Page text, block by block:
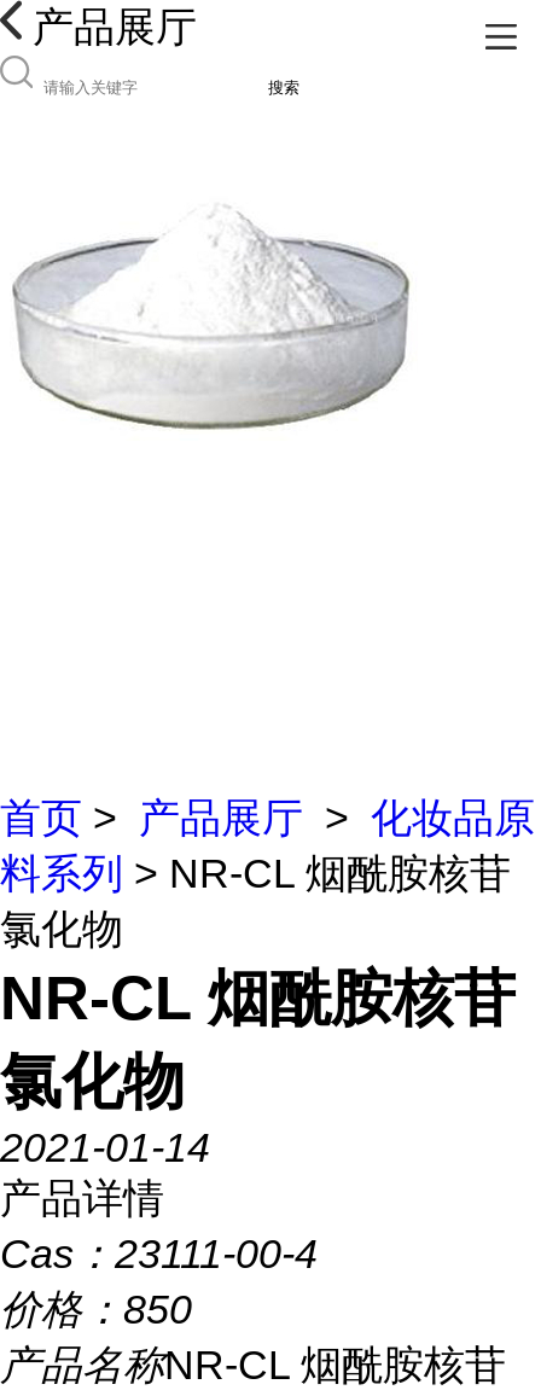
产品展厅
搜索
首页 > 产品展厅 > 化妆品原
料系列 > NR-CL 烟酰胺核苷
氯化物
NR-CL 烟酰胺核苷
氯化物
2021-01-14
产品详情
Cas： 23111-00-4
价格： 850
产品名称NR-CL 烟酰胺核苷